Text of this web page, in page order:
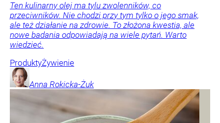
Ten kulinarny olej ma tylu zwolenników, co
przeciwników. Nie chodzi przy tym tylko o jego smak,
ale też działanie na zdrowie. To złożona kwestia, ale
nowe badania odpowiadają na wiele pytań. Warto
wiedzieć.
ProduktyŻywienie
Anna Rokicka-Żuk